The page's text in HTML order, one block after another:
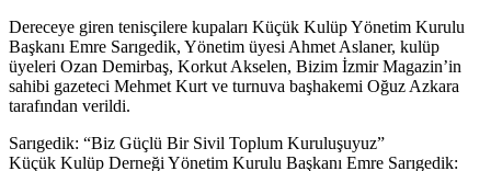
Dereceye giren tenisçilere kupaları Küçük Kulüp Yönetim Kurulu
Başkanı Emre Sarıgedik, Yönetim üyesi Ahmet Aslaner, kulüp
üyeleri Ozan Demirbaş, Korkut Akselen, Bizim İzmir Magazin’in
sahibi gazeteci Mehmet Kurt ve turnuva başhakemi Oğuz Azkara
tarafından verildi.
Sarıgedik: “Biz Güçlü Bir Sivil Toplum Kuruluşuyuz”
Küçük Kulüp Derneği Yönetim Kurulu Başkanı Emre Sarıgedik: